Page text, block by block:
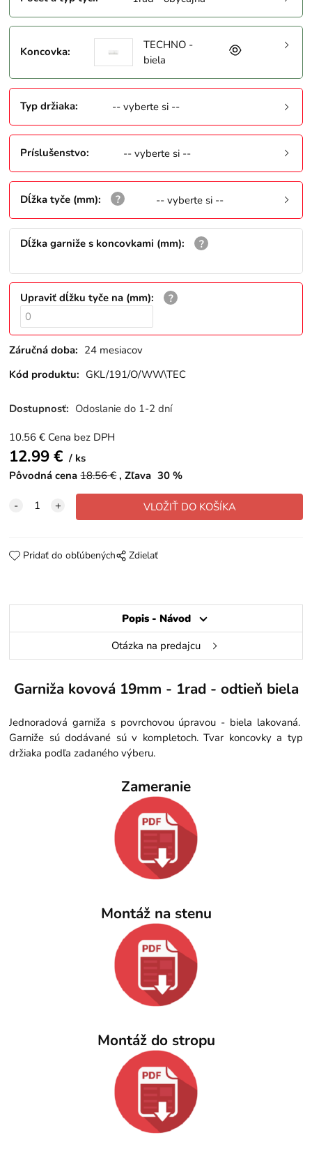
Koncovka:
TECHNO -
biela
Typ držiaka: -- vyberte si --
Príslušenstvo: -- vyberte si --
Dĺžka tyče (mm): -- vyberte si --
Dĺžka garniže s koncovkami (mm):
Upraviť dĺžku tyče na (mm):
Záručná doba: 24 mesiacov
Kód produktu: GKL/191/O/WW\TEC
Dostupnosť: Odoslanie do 1-2 dní
10.56 € Cena bez DPH
12.99€
ks
Pôvodná cena 18.56€ Zľava 30 %
Pridať do obľúbených Zdielať
Popis - Návod
Otázka na predajcu
Garniža kovová 19mm - 1rad - odtieň biela
Jednoradová garniža s povrchovou úpravou - biela lakovaná.
Garniže sú dodávané sú v kompletoch. Tvar koncovky a typ
držiaka podľa zadaného výberu.
Zameranie
Montáž na stenu
Montáž do stropu